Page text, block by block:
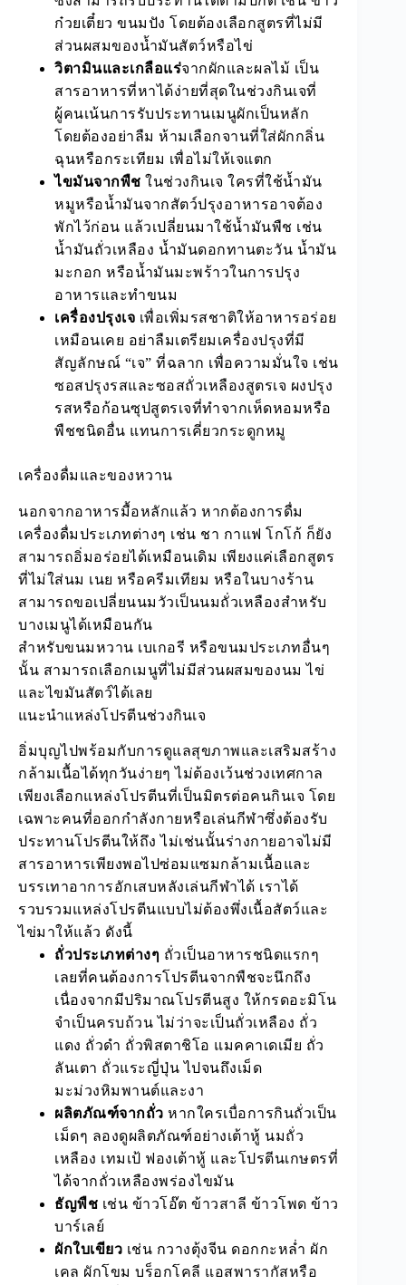
ก๋วยเตี๋ยว ขนมปัง โดยต้องเลือกสูตรที่ไม่มี
ส่วนผสมของน้ำมันสัตว์หรือไข่
วิตามินและเกลือแร่จากผักและผลไม้ เป็น
สารอาหารที่หาได้ง่ายที่สุดในช่วงกินเจที่
ผู้คนเน้นการรับประทานเมนูผักเป็นหลัก
โดยต้องอย่าลืม ห้ามเลือกจานที่ใส่ผักกลิ่น
ฉุนหรือกระเทียม เพื่อไม่ให้เจแตก
ไขมันจากพืช ในช่วงกินเจ ใครที่ใช้น้ำมัน
หมูหรือน้ำมันจากสัตว์ปรุงอาหารอาจต้อง
พักไว้ก่อน แล้วเปลี่ยนมาใช้น้ำมันพืช เช่น
น้ำมันถั่วเหลือง น้ำมันดอกทานตะวัน น้ำมัน
มะกอก หรือน้ำมันมะพร้าวในการปรุง
อาหารและทำขนม
เครื่องปรุงเจ เพื่อเพิ่มรสชาติให้อาหารอร่อย
เหมือนเคย อย่าลืมเตรียมเครื่องปรุงที่มี
สัญลักษณ์ “เจ” ที่ฉลาก เพื่อความมั่นใจ เช่น
ซอสปรุงรสและซอสถั่วเหลืองสูตรเจ ผงปรุง
รสหรือก้อนซุปสูตรเจที่ทำจากเห็ดหอมหรือ
พืชชนิดอื่น แทนการเคี่ยวกระดูกหมู
เครื่องดื่มและของหวาน
นอกจากอาหารมื้อหลักแล้ว หากต้องการดื่ม
เครื่องดื่มประเภทต่างๆ เช่น ชา กาแฟ โกโก้ ก็ยัง
สามารถอิ่มอร่อยได้เหมือนเดิม เพียงแค่เลือกสูตร
ที่ไม่ใส่นม เนย หรือครีมเทียม หรือในบางร้าน
สามารถขอเปลี่ยนนมวัวเป็นนมถั่วเหลืองสำหรับ
บางเมนูได้เหมือนกัน
สำหรับขนมหวาน เบเกอรี หรือขนมประเภทอื่นๆ
นั้น สามารถเลือกเมนูที่ไม่มีส่วนผสมของนม ไข่
และไขมันสัตว์ได้เลย
แนะนำแหล่งโปรตีนช่วงกินเจ
อิ่มบุญไปพร้อมกับการดูแลสุขภาพและเสริมสร้าง
กล้ามเนื้อได้ทุกวันง่ายๆ ไม่ต้องเว้นช่วงเทศกาล
เพียงเลือกแหล่งโปรตีนที่เป็นมิตรต่อคนกินเจ โดย
เฉพาะคนที่ออกกำลังกายหรือเล่นกีฬาซึ่งต้องรับ
ประทานโปรตีนให้ถึง ไม่เช่นนั้นร่างกายอาจไม่มี
สารอาหารเพียงพอไปซ่อมแซมกล้ามเนื้อและ
บรรเทาอาการอักเสบหลังเล่นกีฬาได้ เราได้
รวบรวมแหล่งโปรตีนแบบไม่ต้องพึ่งเนื้อสัตว์และ
ไข่มาให้แล้ว ดังนี้
ถั่วประเภทต่างๆ ถั่วเป็นอาหารชนิดแรกๆ
เลยที่คนต้องการโปรตีนจากพืชจะนึกถึง
เนื่องจากมีปริมาณโปรตีนสูง ให้กรดอะมิโน
จำเป็นครบถ้วน ไม่ว่าจะเป็นถั่วเหลือง ถั่ว
แดง ถั่วดำ ถั่วพิสตาชิโอ แมคคาเดเมีย ถั่ว
ลันเตา ถั่วแระญี่ปุ่น ไปจนถึงเม็ด
มะม่วงหิมพานต์และงา
ผลิตภัณฑ์จากถั่ว หากใครเบื่อการกินถั่วเป็น
เม็ดๆ ลองดูผลิตภัณฑ์อย่างเต้าหู้ นมถั่ว
เหลือง เทมเป้ ฟองเต้าหู้ และโปรตีนเกษตรที่
ได้จากถั่วเหลืองพร่องไขมัน
ธัญพืช เช่น ข้าวโอ๊ต ข้าวสาลี ข้าวโพด ข้าว
บาร์เลย์
ผักใบเขียว เช่น กวางตุ้งจีน ดอกกะหล่ำ ผัก
เคล ผักโขม บร็อกโคลี แอสพารากัสหรือ